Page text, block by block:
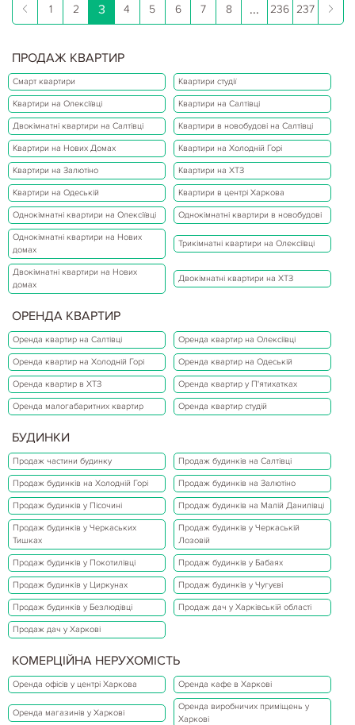
1 2 3 4 5 6 7 8 ... 236 237
ПРОДАЖ КВАРТИР
Смарт квартири Квартири студії
Квартири на Олексіївці Квартири на Салтівці
Двокімнатні квартири на Салтівці Квартири в новобудові на Салтівці
Квартири на Нових Домах Квартири на Холодній Горі
Квартири на Залютіно Квартири на ХТЗ
Квартири на Одеській Квартири в центрі Харкова
Однокімнатні квартири на Олексіївці Однокімнатні квартири в новобудові
Однокімнатні квартири на Нових
домах
Трикімнатні квартири на Олексіївці
Двокімнатні квартири на Нових
домах
Двокімнатні квартири на ХТЗ
ОРЕНДА КВАРТИР
Оренда квартир на Салтівці Оренда квартир на Олексіївці
Оренда квартир на Холодній Горі Оренда квартир на Одеській
Оренда квартир в ХТЗ Оренда квартир у П'ятихатках
Оренда малогабаритних квартир Оренда квартир студій
БУДИНКИ
Продаж частини будинку Продаж будинків на Салтівці
Продаж будинків на Холодній Горі Продаж будинків на Залютіно
Продаж будинків у Пісочині Продаж будинків на Малій Данилівці
Продаж будинків у Черкаських
Тишках
Продаж будинків у Черкаській
Лозовій
Продаж будинків у Покотилівці Продаж будинків у Бабаях
Продаж будинків у Циркунах Продаж будинків у Чугуєві
Продаж будинків у Безлюдівці Продаж дач у Харківській області
Продаж дач у Харкові
КОМЕРЦІЙНА НЕРУХОМІСТЬ
Оренда офісів у центрі Харкова Оренда кафе в Харкові
Оренда магазинів у Харкові
Оренда виробничих приміщень у
Харкові